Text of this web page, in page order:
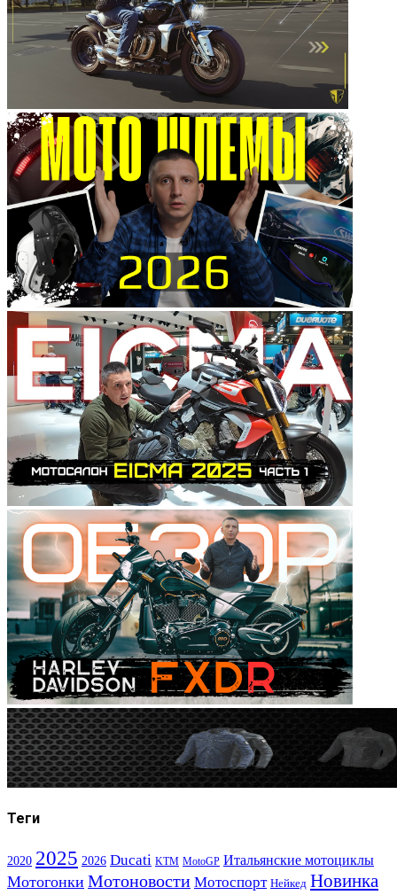
Теги
2020 2025 2026 Ducati KTM MotoGP Итальянские мотоциклы
Мотогонки Мотоновости Мотоспорт Нейкед Новинка